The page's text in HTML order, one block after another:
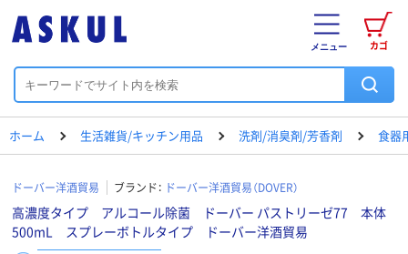
カゴ
メニュー
ホーム 生活雑貨/キッチン用品 洗剤/消臭剤/芳香剤 食器
ドーバー洋酒貿易 ブランド： ドーバー洋酒貿易（DOVER）
高濃度タイプ アルコール除菌 ドーバー パストリーゼ77 本体
500mL スプレーボトルタイプ ドーバー洋酒貿易